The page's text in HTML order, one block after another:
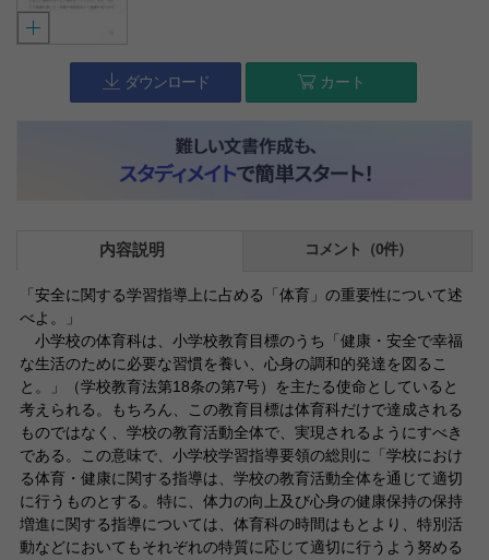
ダウンロード カート
内容説明 コメント（0件）
「安全に関する学習指導上に占める「体育」の重要性について述
べよ。」
小学校の体育科は、小学校教育目標のうち「健康・安全で幸福
な生活のために必要な習慣を養い、心身の調和的発達を図るこ
と。」（学校教育法第18条の第7号）を主たる使命としていると
考えられる。もちろん、この教育目標は体育科だけで達成される
ものではなく、学校の教育活動全体で、実現されるようにすべき
である。この意味で、小学校学習指導要領の総則に「学校におけ
る体育・健康に関する指導は、学校の教育活動全体を通じて適切
に行うものとする。特に、体力の向上及び心身の健康保持の保持
増進に関する指導については、体育科の時間はもとより、特別活
動などにおいてもそれぞれの特質に応じて適切に行うよう努める